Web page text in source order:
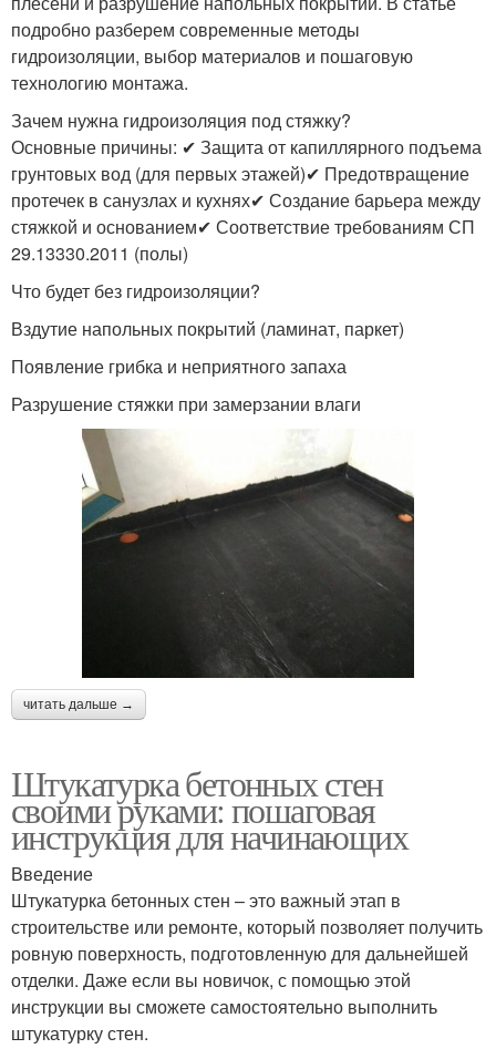
подробно разберем современные методы
гидроизоляции, выбор материалов и пошаговую
технологию монтажа.
Зачем нужна гидроизоляция под стяжку?
Основные причины: ✔ Защита от капиллярного подъема
грунтовых вод (для первых этажей)✔ Предотвращение
протечек в санузлах и кухнях✔ Создание барьера между
стяжкой и основанием✔ Соответствие требованиям СП
29.13330.2011 (полы)
Что будет без гидроизоляции?
Вздутие напольных покрытий (ламинат, паркет)
Появление грибка и неприятного запаха
Разрушение стяжки при замерзании влаги
читать дальше →
Штукатурка бетонных стен
своими руками: пошаговая
инструкция для начинающих
Введение
Штукатурка бетонных стен – это важный этап в
строительстве или ремонте, который позволяет получить
ровную поверхность, подготовленную для дальнейшей
отделки. Даже если вы новичок, с помощью этой
инструкции вы сможете самостоятельно выполнить
штукатурку стен.